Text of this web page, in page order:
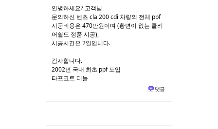
안녕하세요? 고객님
문의하신 벤츠 cla 200 cdi 차량의 전체 ppf
시공비용은 470만원이며 (황변이 없는 클리
어쉴드 정품 시공),
시공시간은 2일입니다.
감사합니다.
2002년 국내 최초 ppf 도입
타프코트 디놀
댓글